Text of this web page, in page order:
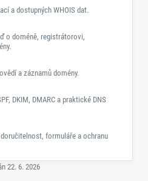
a dostupných WHOIS dat.
o doméně, registrátorovi,
a záznamů domény.
DKIM, DMARC a praktické DNS
formuláře a ochranu
22. 6. 2026